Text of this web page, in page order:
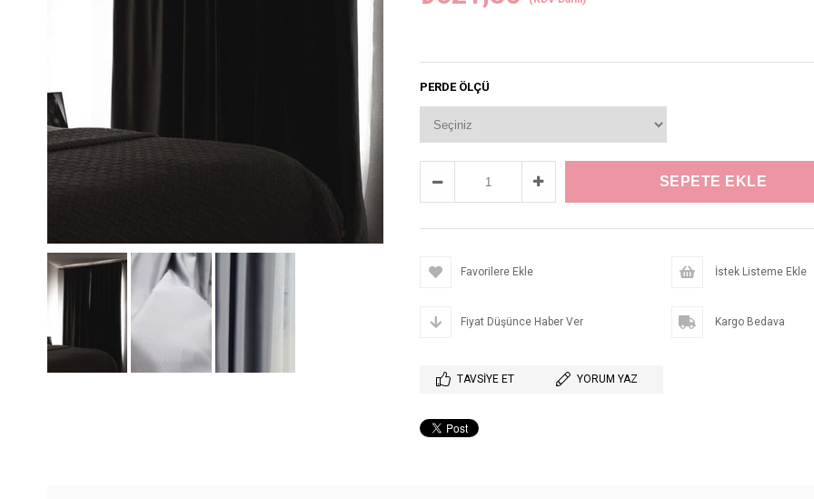
PERDE ÖLÇÜ
Favorilere Ekle İstek Listeme Ekle
Fiyat Düşünce Haber Ver Kargo Bedava
TAVSIYE ET YORUM YAZ